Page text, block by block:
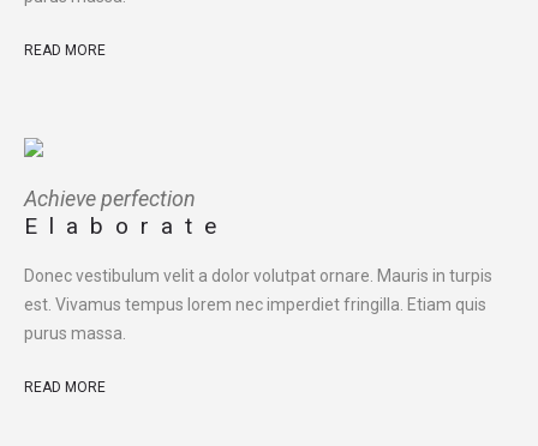
READ MORE
Achieve perfection
Elaborate
Donec vestibulum velit a dolor volutpat ornare. Mauris in turpis
est. Vivamus tempus lorem nec imperdiet fringilla. Etiam quis
purus massa.
READ MORE